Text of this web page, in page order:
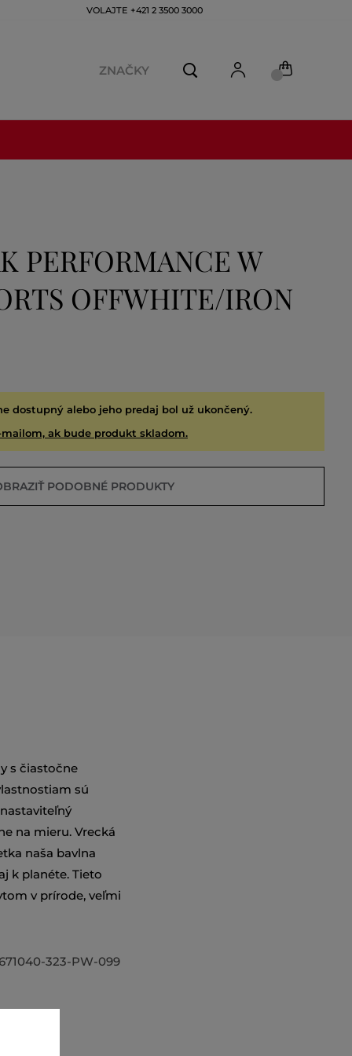
VOLAJTE +421 2 3500 3000
ZNAČKY
PERFORMANCE W
OFFWHITE/IRON
dostupný alebo jeho predaj bol už ukončený.
ak bude produkt skladom.
PODOBNÉ PRODUKTY
s čiastočne
sú
na mieru. Vrecká
naša bavlna
k planéte. Tieto
v prírode, veľmi
323-PW-099